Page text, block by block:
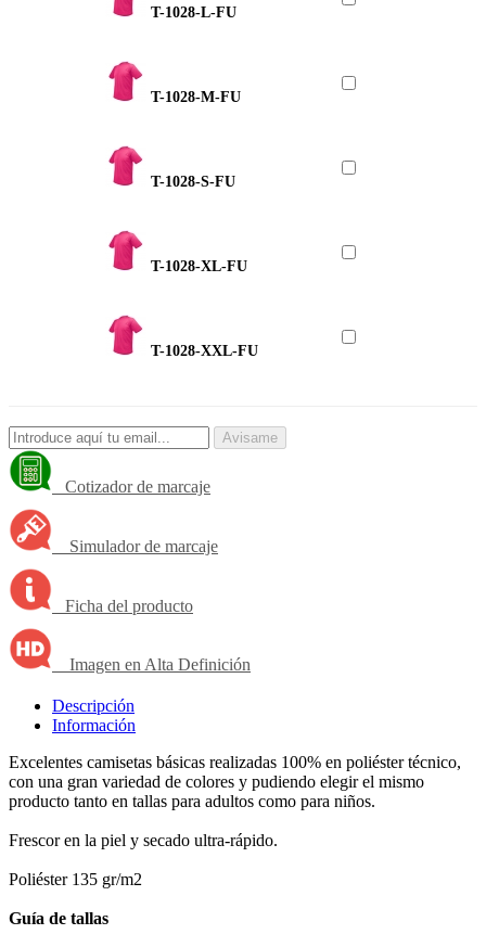
T-1028-L-FU
T-1028-M-FU
T-1028-S-FU
T-1028-XL-FU
T-1028-XXL-FU
Avisame
Cotizador de marcaje
Simulador de marcaje
Ficha del producto
Imagen en Alta Definición
Descripción
Información
Excelentes camisetas básicas realizadas 100% en poliéster técnico,
con una gran variedad de colores y pudiendo elegir el mismo
producto tanto en tallas para adultos como para niños.
Frescor en la piel y secado ultra-rápido.
Poliéster 135 gr/m2
Guía de tallas